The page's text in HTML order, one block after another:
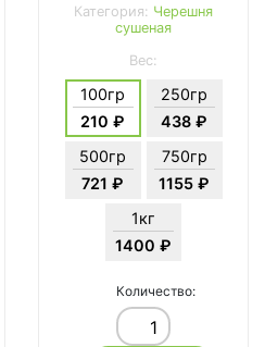
Категория: Черешня
сушеная
Вес:
100гр
210 ₽
250гр
438 ₽
500гр
721 ₽
750гр
1155 ₽
1кг
1400 ₽
Количество: